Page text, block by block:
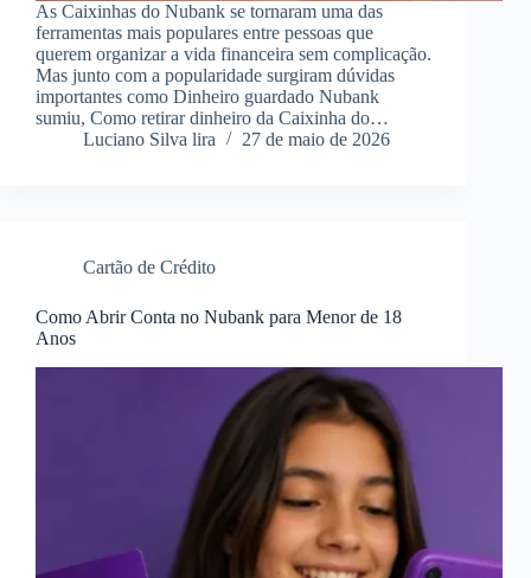
As Caixinhas do Nubank se tornaram uma das
ferramentas mais populares entre pessoas que
querem organizar a vida financeira sem complicação.
Mas junto com a popularidade surgiram dúvidas
importantes como Dinheiro guardado Nubank
sumiu, Como retirar dinheiro da Caixinha do…
Luciano Silva lira
27 de maio de 2026
Cartão de Crédito
Como Abrir Conta no Nubank para Menor de 18
Anos